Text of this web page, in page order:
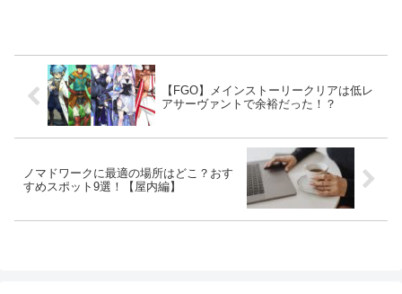
【FGO】メインストーリークリアは低レ
アサーヴァントで余裕だった！？
ノマドワークに最適の場所はどこ？おす
すめスポット9選！【屋内編】